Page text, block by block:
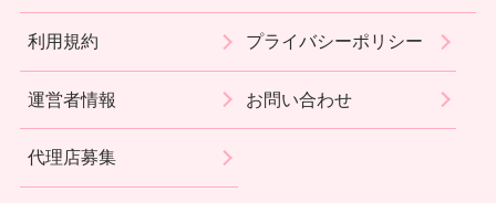
利用規約 プライバシーポリシー
運営者情報 お問い合わせ
代理店募集